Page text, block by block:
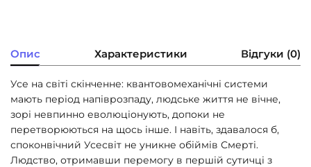
Опис Характеристики Відгуки (0)
Усе на світі скінченне: квантовомеханічні системи
мають період напіврозпаду, людське життя не вічне,
зорі невпинно еволюціонують, допоки не
перетворюються на щось інше. І навіть, здавалося б,
споконвічний Усесвіт не уникне обіймів Смерті.
Людство, отримавши перемогу в першій сутичці з